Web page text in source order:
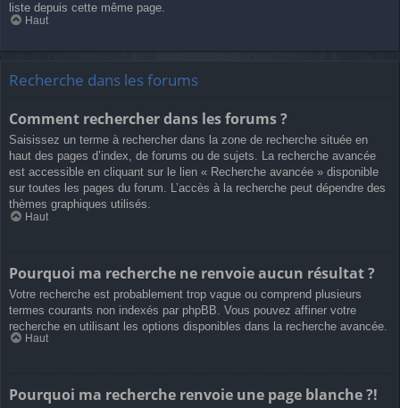
liste depuis cette même page.
Haut
Recherche dans les forums
Comment rechercher dans les forums ?
Saisissez un terme à rechercher dans la zone de recherche située en
haut des pages d’index, de forums ou de sujets. La recherche avancée
est accessible en cliquant sur le lien « Recherche avancée » disponible
sur toutes les pages du forum. L’accès à la recherche peut dépendre des
thèmes graphiques utilisés.
Haut
Pourquoi ma recherche ne renvoie aucun résultat ?
Votre recherche est probablement trop vague ou comprend plusieurs
termes courants non indexés par phpBB. Vous pouvez affiner votre
recherche en utilisant les options disponibles dans la recherche avancée.
Haut
Pourquoi ma recherche renvoie une page blanche ?!